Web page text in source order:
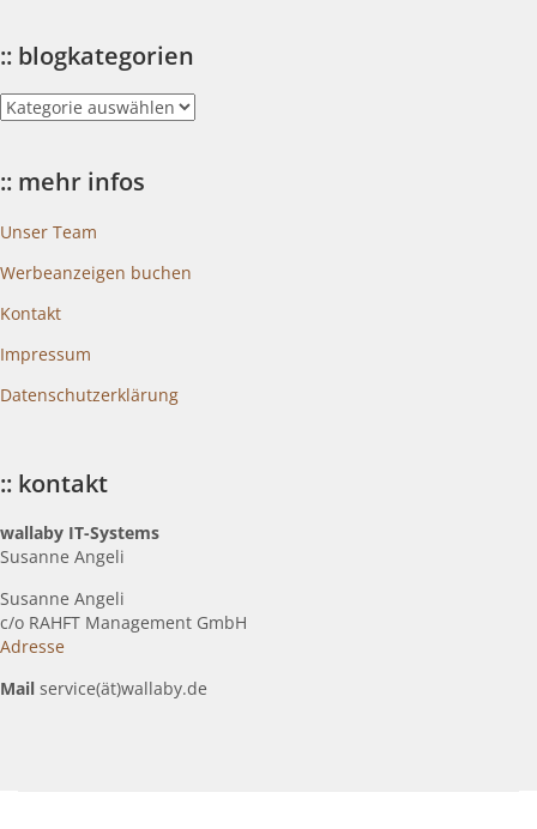
:: blogkategorien
::
blogkategorien
:: mehr infos
Unser Team
Werbeanzeigen buchen
Kontakt
Impressum
Datenschutzerklärung
:: kontakt
wallaby IT-Systems
Susanne Angeli
Susanne Angeli
c/o RAHFT Management GmbH
Adresse
Mail service(ät)wallaby.de